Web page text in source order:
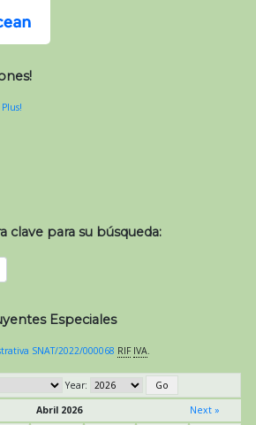
clave para su búsqueda:
Especiales
SNAT/2022/000068 RIF IVA
Year:
Abril 2026 Next »